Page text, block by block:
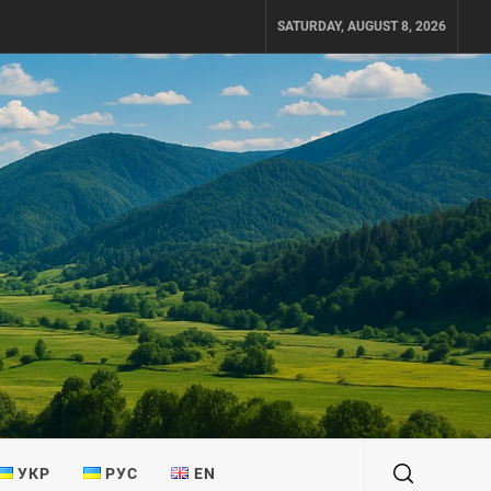
SATURDAY, AUGUST 8, 2026
УКР РУС EN